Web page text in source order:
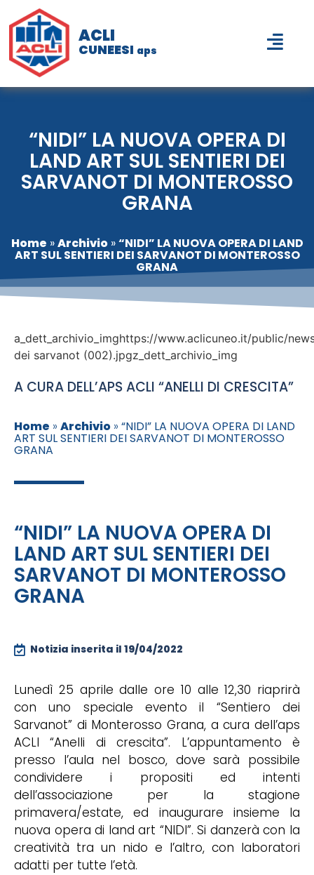
ACLI
CUNEESI aps
“NIDI” LA NUOVA OPERA DI
LAND ART SUL SENTIERI DEI
SARVANOT DI MONTEROSSO
GRANA
Home »Archivio»“NIDI” LA NUOVA OPERA DI LAND
ART SUL SENTIERI DEI SARVANOT DI MONTEROSSO
GRANA
a_dett_archivio_imghttps://www.aclicuneo.it/public/
dei sarvanot (002).jpgz_dett_archivio_img
A CURA DELL’APS ACLI “ANELLI DI CRESCITA”
Home » Archivio » “NIDI” LA NUOVA OPERA DI LAND
ART SUL SENTIERI DEI SARVANOT DI MONTEROSSO
GRANA
“NIDI” LA NUOVA OPERA DI
LAND ART SUL SENTIERI DEI
SARVANOT DI MONTEROSSO
GRANA
Notizia inserita il 19/04/2022
Lunedì 25 aprile dalle ore 10 alle 12,30 riaprirà
con uno speciale evento il “Sentiero dei
Sarvanot” di Monterosso Grana, a cura dell’aps
ACLI “Anelli di crescita”. L’appuntamento è
presso l’aula nel bosco, dove sarà possibile
condividere i propositi ed intenti
dell’associazione per la stagione
primavera/estate, ed inaugurare insieme la
nuova opera di land art “NIDI”. Si danzerà con la
creatività tra un nido e l’altro, con laboratori
adatti per tutte l’età.